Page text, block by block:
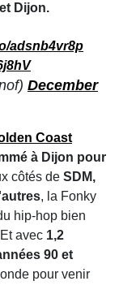
Dijon.
adsnb4vr8p
December
Coast
à Dijon pour
côtés de SDM,
, la Fonky
hip-hop bien
avec 1,2
90 et
pour venir